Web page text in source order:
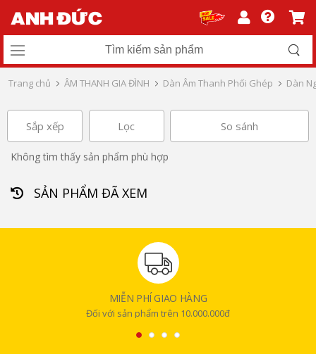
Trang chủ ÂM THANH GIA ĐÌNH Dàn Âm Thanh Phối Ghép Dàn
Sắp xếp Lọc So sánh
Không tìm thấy sản phẩm phù hợp
SẢN PHẨM ĐÃ XEM
MIỄN PHÍ GIAO HÀNG
Đối với sản phẩm trên 10.000.000đ